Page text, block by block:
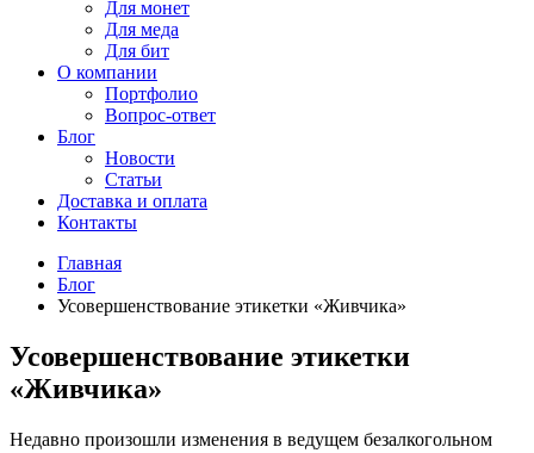
Для монет
Для меда
Для бит
О компании
Портфолио
Вопрос-ответ
Блог
Новости
Статьи
Доставка и оплата
Контакты
Главная
Блог
Усовершенствование этикетки «Живчика»
Усовершенствование этикетки
«Живчика»
Недавно произошли изменения в ведущем безалкогольном